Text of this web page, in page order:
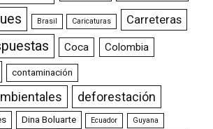
Brasil Caricaturas Carreteras
Coca Colombia
contaminación
deforestación
Dina Boluarte Ecuador Guyana